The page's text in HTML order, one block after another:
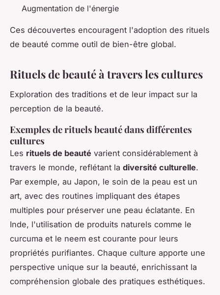
Augmentation de l'énergie
Ces découvertes encouragent l'adoption des rituels
de beauté comme outil de bien-être global.
Rituels de beauté à travers les cultures
Exploration des traditions et de leur impact sur la
perception de la beauté.
Exemples de rituels beauté dans différentes
cultures
Les rituels de beauté varient considérablement à
travers le monde, reflétant la diversité culturelle.
Par exemple, au Japon, le soin de la peau est un
art, avec des routines impliquant des étapes
multiples pour préserver une peau éclatante. En
Inde, l'utilisation de produits naturels comme le
curcuma et le neem est courante pour leurs
propriétés purifiantes. Chaque culture apporte une
perspective unique sur la beauté, enrichissant la
compréhension globale des pratiques esthétiques.